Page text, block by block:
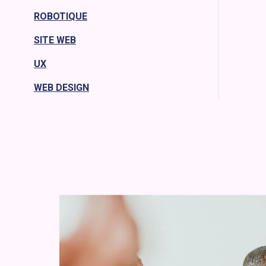
ROBOTIQUE
SITE WEB
UX
WEB DESIGN